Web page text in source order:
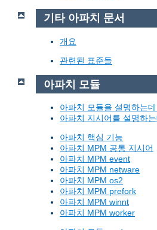
기타 아파치 문서
개요
관련된 표준들
아파치 모듈
아파치 모듈을 설명하는
아파치 지시어를 설명하
아파치 핵심 기능
아파치 MPM 공통 지시어
아파치 MPM event
아파치 MPM netware
아파치 MPM os2
아파치 MPM prefork
아파치 MPM winnt
아파치 MPM worker